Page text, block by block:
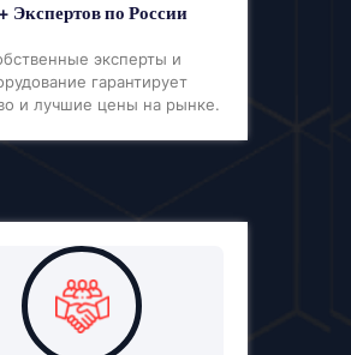
Экспертов по России
эксперты и
гарантирует
и лучшие цены на рынке.